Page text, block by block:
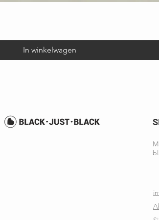
In winkelwagen